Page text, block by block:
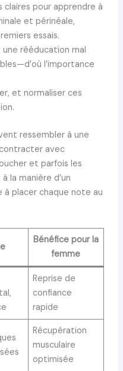
pour apprendre à
et périnéale,
essais.
rééducation mal
l’importance
et normaliser ces
ressembler à une
avec
et parfois les
la manière d’un
à placer chaque note au
Bénéfice pour la
femme
Reprise de
confiance
rapide
Récupération
musculaire
optimisée